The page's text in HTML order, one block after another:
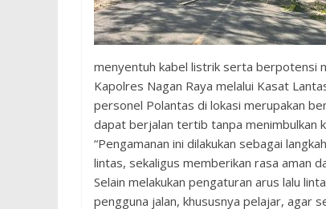
menyentuh kabel listrik serta berpotensi
Kapolres Nagan Raya melalui Kasat
personel Polantas di lokasi merupakan
dapat berjalan tertib tanpa menimbulkan
“Pengamanan ini dilakukan sebagai
lintas, sekaligus memberikan rasa aman
Selain melakukan pengaturan arus lalu
pengguna jalan, khususnya pelajar, agar